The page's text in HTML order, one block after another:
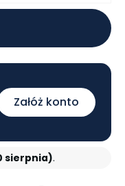
Załóż konto
sierpnia).